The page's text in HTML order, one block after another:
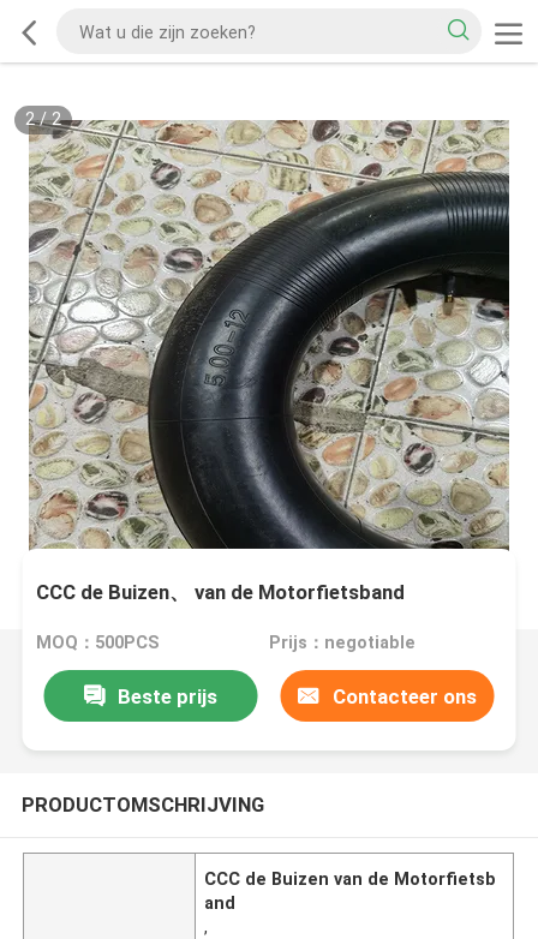
2/2
CCC de Buizen、 van de Motorfietsband
MOQ：500PCS Prijs：negotiable
Beste prijs Contacteer ons
PRODUCTOMSCHRIJVING
CCC de Buizen van de Motorfietsb
and
,